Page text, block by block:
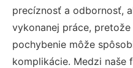
precíznosť a odbornosť,
vykonanej práce,
pochybenie môže
komplikácie. Medzi naše